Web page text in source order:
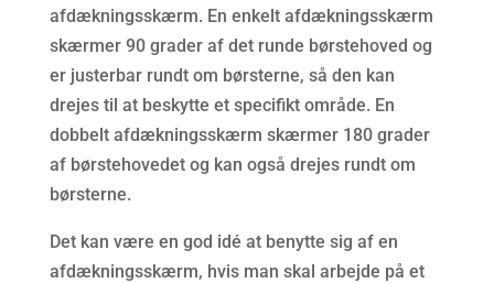
afdækningsskærm. En enkelt afdækningsskærm
skærmer 90 grader af det runde børstehoved og
er justerbar rundt om børsterne, så den kan
drejes til at beskytte et specifikt område. En
dobbelt afdækningsskærm skærmer 180 grader
af børstehovedet og kan også drejes rundt om
børsterne.
Det kan være en god idé at benytte sig af en
afdækningsskærm, hvis man skal arbejde på et